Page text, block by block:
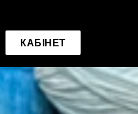
КАБІНЕТ